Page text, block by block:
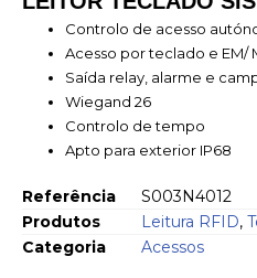
Controlo de acesso
Acesso por teclado e EM/
Saída relay, alarme e
Wiegand 26
Controlo de tempo
Apto para exterior IP68
Referência
S003N4012
Produtos
Leitura RFID,
Categoria
Acessos